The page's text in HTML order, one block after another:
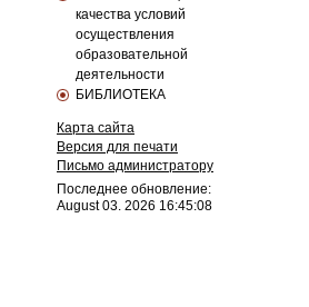
качества условий
осуществления
образовательной
деятельности
БИБЛИОТЕКА
Карта сайта
Версия для печати
Письмо администратору
Последнее обновление:
August 03. 2026 16:45:08